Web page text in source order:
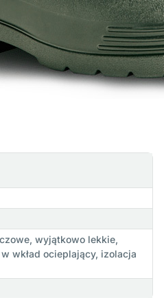
wyjątkowo lekkie,
wkład ocieplający, izolacja